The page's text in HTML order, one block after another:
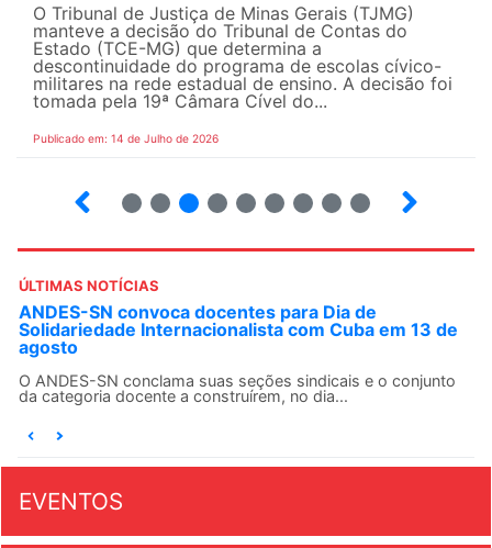
O Tribunal de Justiça de Minas Gerais (TJMG)
manteve a decisão do Tribunal de Contas do
Estado (TCE-MG) que determina a
descontinuidade do programa de escolas cívico-
militares na rede estadual de ensino. A decisão foi
tomada pela 19ª Câmara Cível do...
Publicado em: 14 de Julho de 2026
ÚLTIMAS NOTÍCIAS
ANDES-SN convoca docentes para Dia de
Solidariedade Internacionalista com Cuba em 13 de
agosto
O ANDES-SN conclama suas seções sindicais e o conjunto
da categoria docente a construírem, no dia...
EVENTOS